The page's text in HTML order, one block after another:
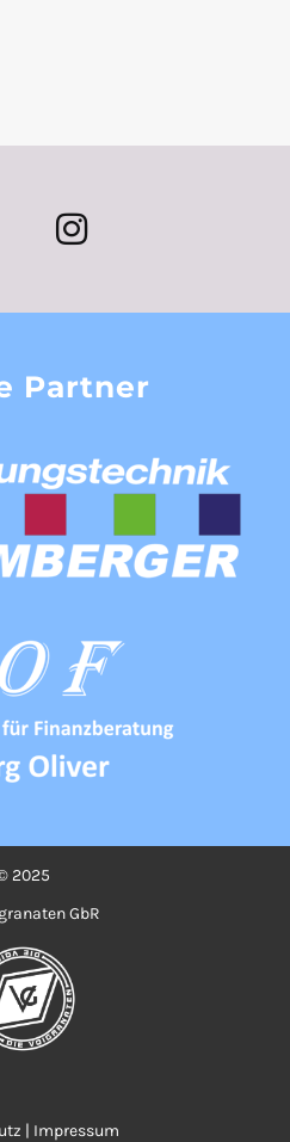
Partner
2025
GbR
| Impressum